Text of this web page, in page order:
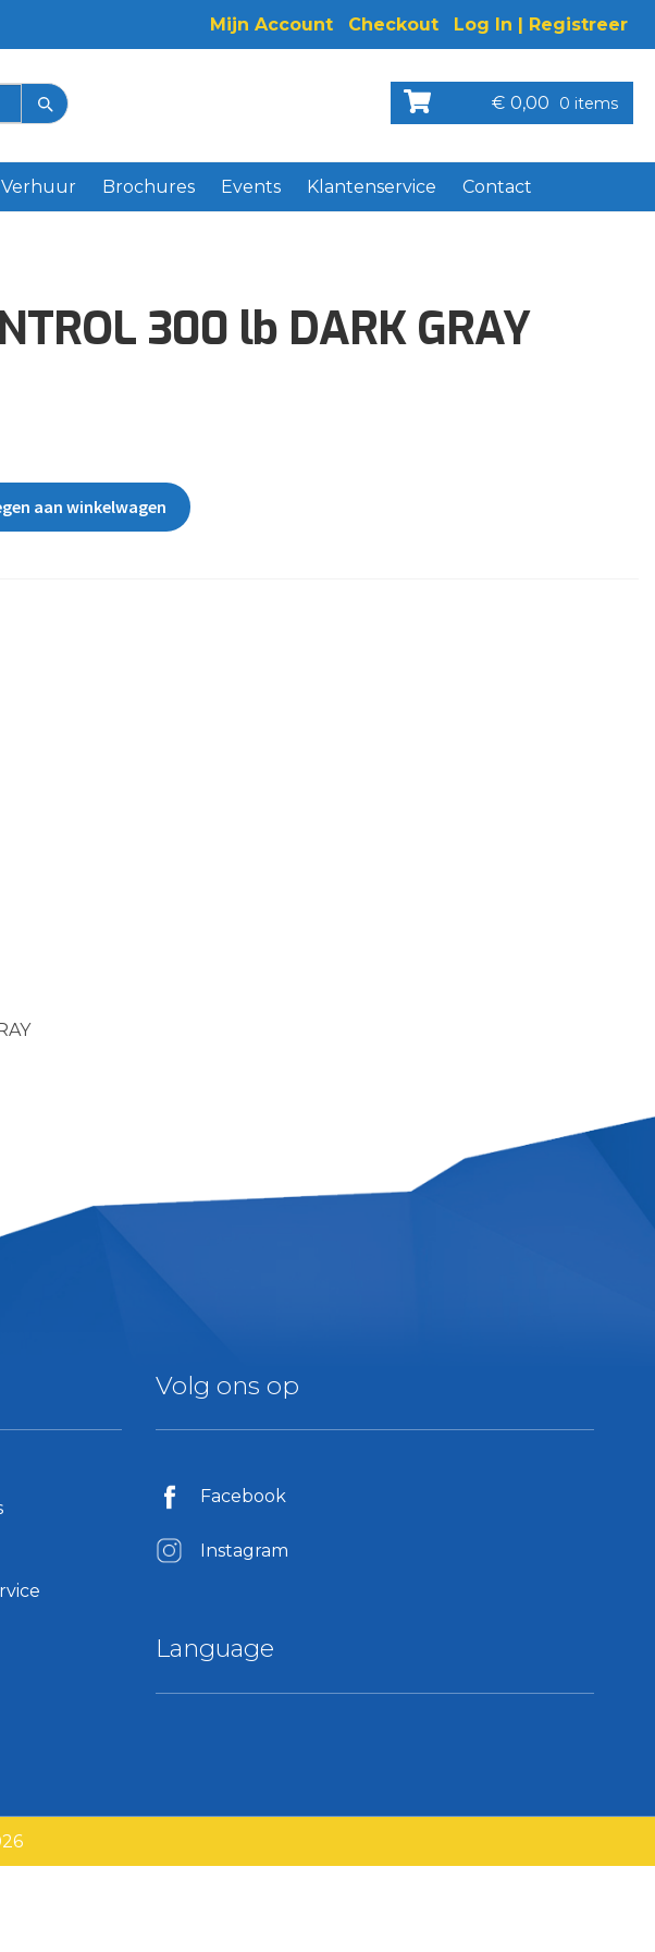
Mijn Account Checkout Log In | Registreer
€ 0,00 0 items
Verhuur Brochures Events Klantenservice Contact
300 lb DARK GRAY
aan winkelwagen
Volg ons op
Facebook
Instagram
Language